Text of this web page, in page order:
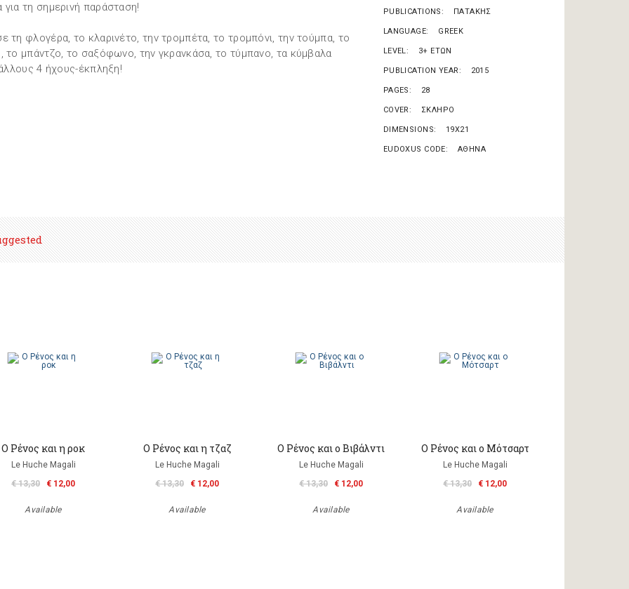
τη σημερινή παράσταση!
τη φλογέρα, το κλαρινέτο, την τρομπέτα, το τρομπόνι, την τούμπα, το
το μπάντζο, το σαξόφωνο, την γκρανκάσα, το τύμπανο, τα κύμβαλα
4 ήχους-έκπληξη!
PUBLICATIONS ΠΑΤΑΚΗΣ
LANGUAGE GREEK
LEVEL 3+ ΕΤΩΝ
PUBLICATION YEAR 2015
PAGES 28
COVER ΣΚΛΗΡΟ
DIMENSIONS 19X21
EUDOXUS CODE ΑΘΗΝΑ
Ο Ρένος και η ροκ
Le Huche Magali
€ 13,30
€ 12,00
Available
Ο Ρένος και η τζαζ
Le Huche Magali
€ 13,30
€ 12,00
Available
Ο Ρένος και ο Βιβάλντι
Le Huche Magali
€ 13,30
€ 12,00
Available
Ο Ρένος και o Μότσαρτ
Le Huche Magali
€ 13,30
€ 12,00
Available